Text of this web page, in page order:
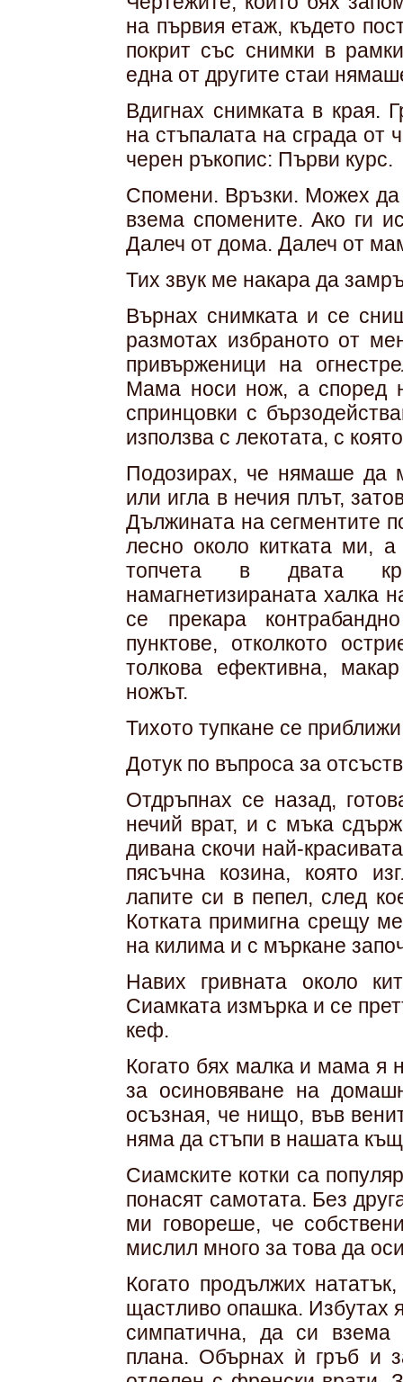
на първия етаж, където
покрит със снимки в
една от другите стаи
Вдигнах снимката в края.
на стъпалата на сграда от
черен ръкопис: Първи курс.
Спомени. Връзки. Можех
взема спомените. Ако ги
Далеч от дома. Далеч от
Тих звук ме накара да
Върнах снимката и се
размотах избраното от
привърженици на
Мама носи нож, а според
спринцовки с
използва с лекотата, с
Подозирах, че нямаше да
или игла в нечия плът,
Дължината на сегментите
лесно около китката ми,
топчета в двата
намагнетизираната халка
се прекара
пунктове, отколкото
толкова ефективна,
ножът.
Тихото тупкане се
Дотук по въпроса за
Отдръпнах се назад,
нечий врат, и с мъка
дивана скочи най-
пясъчна козина, която
лапите си в пепел, след
Котката примигна срещу
на килима и с мъркане
Навих гривната около
Сиамката измърка и се
кеф.
Когато бях малка и мама я
за осиновяване на
осъзная, че нищо, във
няма да стъпи в нашата
Сиамските котки са
понасят самотата. Без
ми говореше, че
мислил много за това да
Когато продължих
щастливо опашка. Избутах
симпатична, да си
плана. Обърнах ѝ гръб и